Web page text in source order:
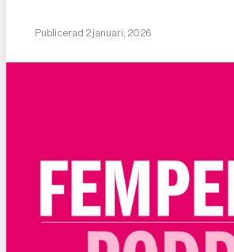
Publicerad 2 januari, 2026